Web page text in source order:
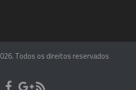
Todos os direitos reservados